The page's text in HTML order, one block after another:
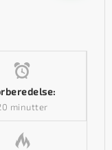
minutter